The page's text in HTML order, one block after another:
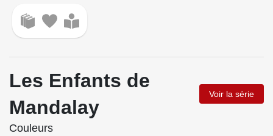
Les Enfants de
Mandalay
Voir la série
Couleurs